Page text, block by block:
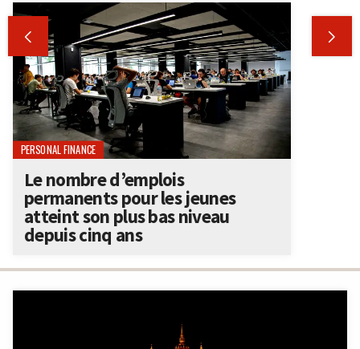
 
PERSONAL FINANCE
Le nombre d’emplois
permanents pour les jeunes
atteint son plus bas niveau
depuis cinq ans